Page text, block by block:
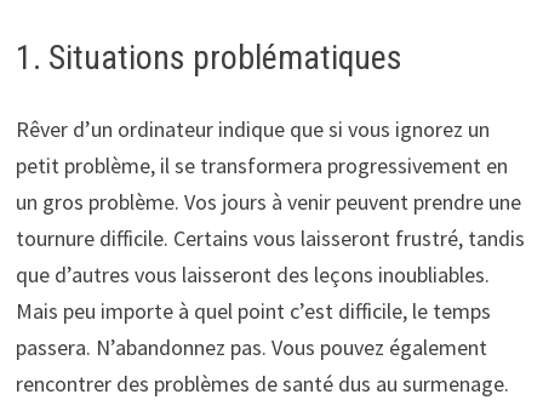
1. Situations problématiques
Rêver d’un ordinateur indique que si vous ignorez un
petit problème, il se transformera progressivement en
un gros problème. Vos jours à venir peuvent prendre une
tournure difficile. Certains vous laisseront frustré, tandis
que d’autres vous laisseront des leçons inoubliables.
Mais peu importe à quel point c’est difficile, le temps
passera. N’abandonnez pas. Vous pouvez également
rencontrer des problèmes de santé dus au surmenage.